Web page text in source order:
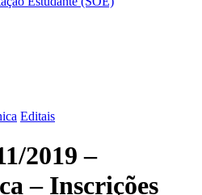
Editais
2019 –
– Inscrições